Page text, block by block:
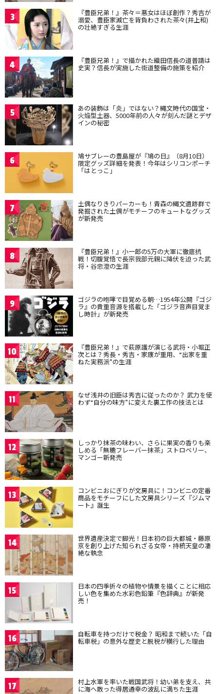
3 『豊臣兄弟！』茶々＝悪女はほぼ創作？秀吉が
溺愛、豊臣家滅亡を背負わされた茶々(井上和)
の壮絶すぎる生涯
4 『豊臣兄弟！』で描かれた織田信長の道普請は
史実？信長が実施した街道整備の施策を紹介
5 あの装飾は「炎」ではない？縄文時代の国宝・
火焔型土器、5000年前の人々が刻んだ謎とデザ
インの秘密
6 鳩サブレーの豊島屋が『鳩の日』（8月10日）
限定グッズ詳細を発表！今年はシリコンポーチ
「はとっこ」
7 土偶なりきりパーカーも！青森の縄文遺跡群で
発掘された土偶がモチーフのキュートなグッズ
が新発売
8 『豊臣兄弟！』小一郎の5万の大軍に徹底抗
戦！切腹覚悟で長宗我部元親に降伏を迫った武
将・谷忠澄の生涯
9 ゴジラの咆哮で目覚める朝…1954年公開『ゴジ
ラ』の貴重音源を搭載した「ゴジラ音声目覚ま
し時計」が新発売
10 『豊臣兄弟！』で萩原護が演じる武将・小堀正
次とは？秀長・秀吉・家康が重用、“出家を重
ねた実務派”の生涯
11 なぜ浅井の旧臣は秀吉に従ったのか？ 武力を使
わず“自分の味方”に変えた裏工作の技法とは
12 しっかり抹茶の味わい、さらに果実の香りも楽
しめる「無糖フレーバー抹茶」ストロベリー、
マンゴー新発売
13 コンビニおにぎりが文房具に！コンビニの定番
商品をモチーフにした文房具シリーズ『ジムマ
ート』誕生
14 世界遺産決定で脚光！日本初の巨大都城・藤原
京を創り上げた知られざる女帝・持統天皇の凄
絶な執念
15 日本の四季折々の植物や情景を描くことに相応
しい色を集めた水彩色鉛筆『色辞典』が新発
売！
16 自転車を持つだけで税金？ 昭和まで続いた「自
転車税」の意外な歴史と脱税が横行した理由
17 村上水軍を率いた戦国武将！幼い弟を支え、共
に海へ散った得居通幸の波乱に満ちた生涯